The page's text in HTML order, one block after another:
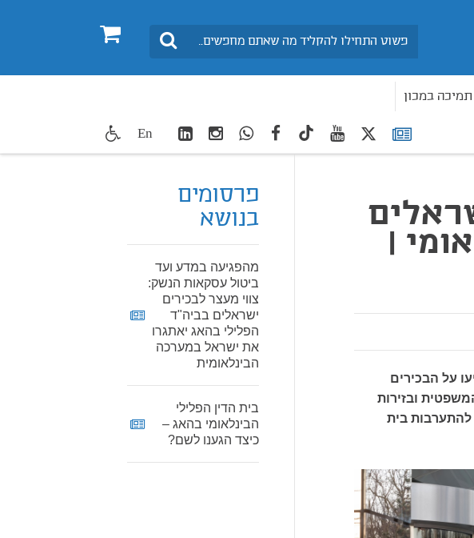
0 חיפוש
תמיכה במכון
רשימת
תפוצה
twitter
youtube
TikTok
facebook
WhatsApp
Instagram
LinkedIn
En
|
על הבכירים
ובזירות
להתערבות בית
פרסומים
בנושא
מהפגיעה במדע ועד
ביטול עסקאות הנשק:
צווי מעצר לבכירים
ישראלים בביה"ד
הפלילי בהאג יאתגרו
את ישראל במערכה
הבינלאומית
בית הדין הפלילי
הבינלאומי בהאג –
כיצד הגענו לשם?